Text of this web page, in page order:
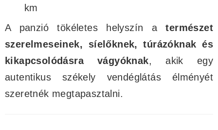
km
A panzió tökéletes helyszín atermészet
szerelmeseinek, síelőknek, túrázóknak és
kikapcsolódásra vágyóknak, akik egy
autentikus székely vendéglátás élményét
szeretnék megtapasztalni.